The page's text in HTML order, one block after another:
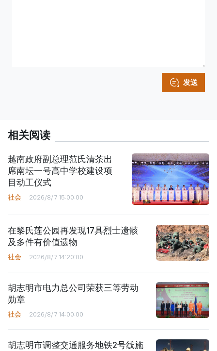
发送
相关阅读
越南政府副总理范氏清茶出
席南坛一号高中学校建设项
目动工仪式
社会 2026/8/7 15:00:00
在黎氏莲公园再发现17具烈士遗骸
及多件有价值遗物
社会 2026/8/7 14:20:00
胡志明市电力总公司荣获三等劳动
勋章
社会 2026/8/7 14:00:00
胡志明市调整交通服务地铁2号线施